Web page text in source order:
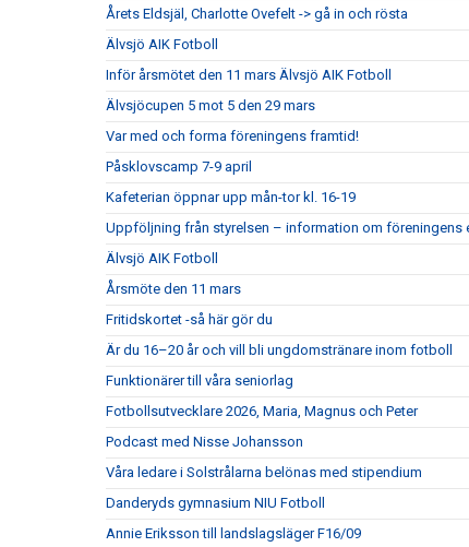
Årets Eldsjäl, Charlotte Ovefelt -> gå in och rösta
Älvsjö AIK Fotboll
Inför årsmötet den 11 mars Älvsjö AIK Fotboll
Älvsjöcupen 5 mot 5 den 29 mars
Var med och forma föreningens framtid!
Påsklovscamp 7-9 april
Kafeterian öppnar upp mån-tor kl. 16-19
Uppföljning från styrelsen – information om föreningens
Älvsjö AIK Fotboll
Årsmöte den 11 mars
Fritidskortet -så här gör du
Är du 16–20 år och vill bli ungdomstränare inom fotboll
Funktionärer till våra seniorlag
Fotbollsutvecklare 2026, Maria, Magnus och Peter
Podcast med Nisse Johansson
Våra ledare i Solstrålarna belönas med stipendium
Danderyds gymnasium NIU Fotboll
Annie Eriksson till landslagsläger F16/09